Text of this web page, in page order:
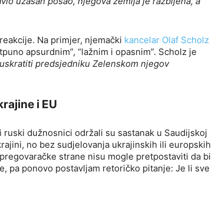
Na primjer, njemački kancelar Olaf Scholz
apsurdnim”, “lažnim i opasnim”. Scholz je
predsjedniku Zelenskom njegov
i EU
dužnosnici održali su sastanak u Saudijskoj
no bez sudjelovanja ukrajinskih ili europskih
strane nisu mogle pretpostaviti da bi
pa ponovo postavljam retoričko pitanje: Je li sve